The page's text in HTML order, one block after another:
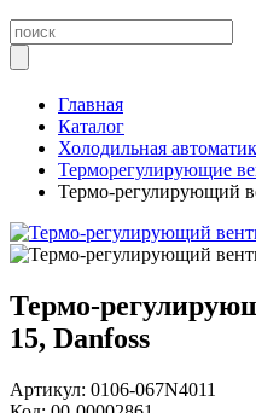
Главная
Каталог
Холодильная
Терморегулирующие
Термо-регулирующий
Термо-
15, Danfoss
Артикул: 0106-067N4011